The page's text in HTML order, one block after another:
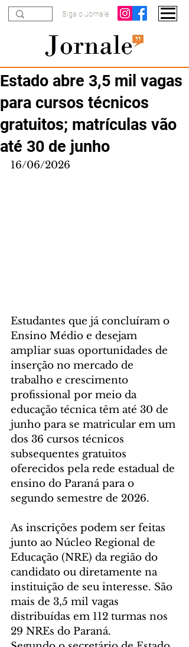
Siga o Jornale
Estado abre 3,5 mil vagas
para cursos técnicos
gratuitos; matrículas vão
até 30 de junho
16/06/2026
Estudantes que já concluíram o
Ensino Médio e desejam
ampliar suas oportunidades de
inserção no mercado de
trabalho e crescimento
profissional por meio da
educação técnica têm até 30 de
junho para se matricular em um
dos 36 cursos técnicos
subsequentes gratuitos
oferecidos pela rede estadual de
ensino do Paraná para o
segundo semestre de 2026.
As inscrições podem ser feitas
junto ao Núcleo Regional de
Educação (NRE) da região do
candidato ou diretamente na
instituição de seu interesse. São
mais de 3,5 mil vagas
distribuídas em 112 turmas nos
29 NREs do Paraná.